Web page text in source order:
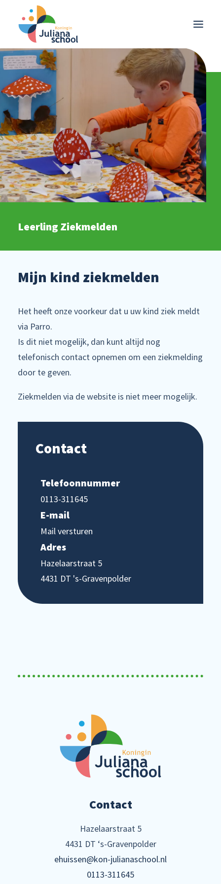
School
Ouders
Leerlingen
Agenda
Nieuws
Contact
Leerling Ziekmelden
Mijn kind ziekmelden
Het heeft onze voorkeur dat u uw kind ziek meldt
via Parro.
Is dit niet mogelijk, dan kunt altijd nog
telefonisch contact opnemen om een ziekmelding
door te geven.
Ziekmelden via de website is niet meer mogelijk.
Contact
Telefoonnummer
0113-311645
E-mail
Mail versturen
Adres
Hazelaarstraat 5
4431 DT 's-Gravenpolder
Contact
Hazelaarstraat 5
4431 DT ‘s-Gravenpolder
ehuissen@kon-julianaschool.nl
0113-311645